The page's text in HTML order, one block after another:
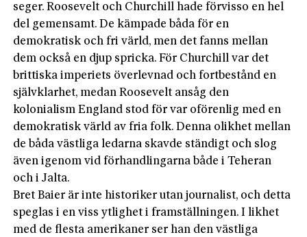
seger. Roosevelt och Churchill hade förvisso en hel
del gemensamt. De kämpade båda för en
demokratisk och fri värld, men det fanns mellan
dem också en djup spricka. För Churchill var det
brittiska imperiets överlevnad och fortbestånd en
självklarhet, medan Roosevelt ansåg den
kolonialism England stod för var oförenlig med en
demokratisk värld av fria folk. Denna olikhet mellan
de båda västliga ledarna skavde ständigt och slog
även igenom vid förhandlingarna både i Teheran
och i Jalta.
Bret Baier är inte historiker utan journalist, och detta
speglas i en viss ytlighet i framställningen. I likhet
med de flesta amerikaner ser han den västliga